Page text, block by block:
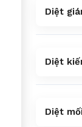
Diệt
Diệt
Diệt